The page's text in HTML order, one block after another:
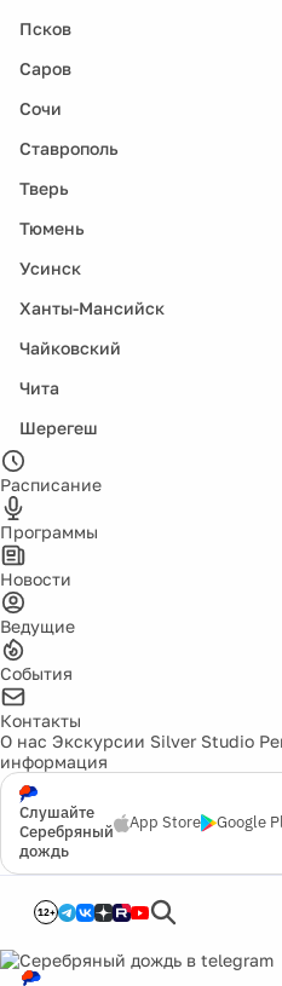
Псков
Саров
Сочи
Ставрополь
Тверь
Тюмень
Усинск
Ханты-Мансийск
Чайковский
Чита
Шерегеш
Расписание
Программы
Новости
Ведущие
События
Контакты
О нас Экскурсии Silver Studio
информация
Слушайте
Серебряный
дождь
App Store Google
12+